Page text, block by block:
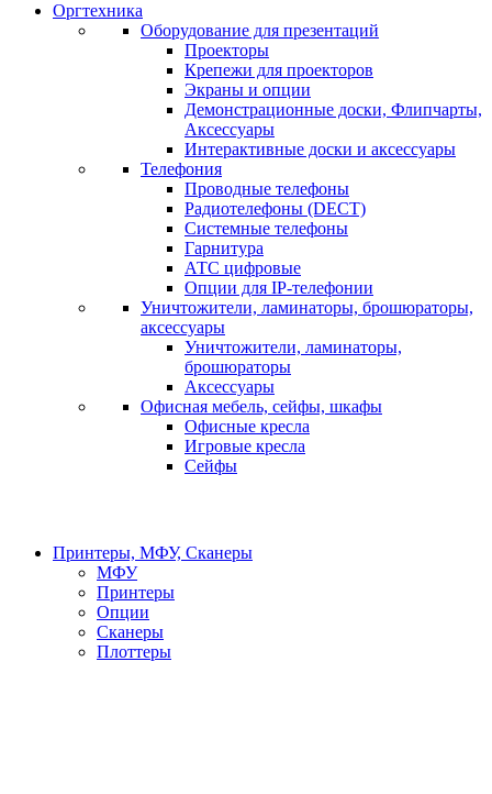
Оргтехника
Оборудование для презентаций
Проекторы
Крепежи для проекторов
Экраны и опции
Демонстрационные доски, Флипчарты,
Аксессуары
Интерактивные доски и аксессуары
Телефония
Проводные телефоны
Радиотелефоны (DECT)
Системные телефоны
Гарнитура
АТС цифровые
Опции для IP-телефонии
Уничтожители, ламинаторы, брошюраторы,
аксессуары
Уничтожители, ламинаторы,
брошюраторы
Аксессуары
Офисная мебель, сейфы, шкафы
Офисные кресла
Игровые кресла
Сейфы
Принтеры, МФУ, Сканеры
МФУ
Принтеры
Опции
Сканеры
Плоттеры